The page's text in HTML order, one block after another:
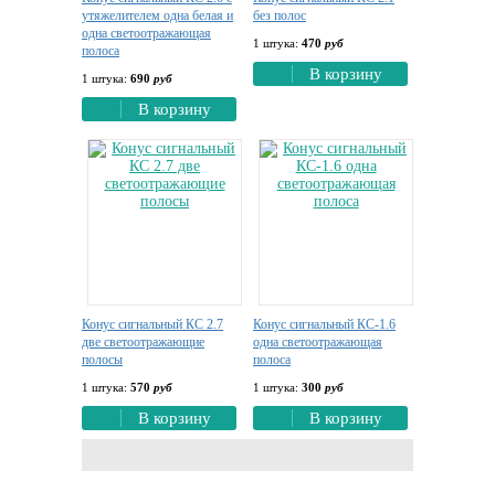
утяжелителем одна белая и
одна светоотражающая
полоса
1 штука: 690 руб
В корзину
без полос
1 штука: 470 руб
В корзину
Конус сигнальный КС 2.7
две светоотражающие
полосы
1 штука: 570 руб
В корзину
Конус сигнальный КС-1.6
одна светоотражающая
полоса
1 штука: 300 руб
В корзину